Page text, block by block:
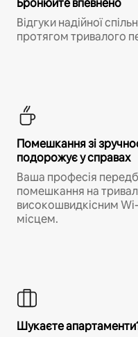
Бронюйте впевнено
Відгуки надійної
протягом тривалого
Помешкання зі
подорожує у справах
Ваша професія
помешкання на
високошвидкісним
місцем.
Шукаєте